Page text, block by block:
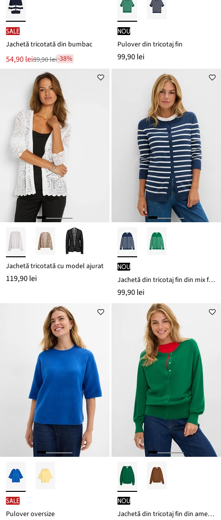
SALE
Jachetă tricotată din bumbac
Noul
preț
54,90 lei
Reducere
89,90 lei
89,90 lei-38%
nou
Pulover din tricotaj fin
99,90 lei
Jachetă tricotată cu model ajurat
119,90 lei
nou
Jachetă din tricotaj fin din mix fluid cu viscoză
99,90 lei
SALE
Pulover oversize
nou
Jachetă din tricotaj fin din amestec moale de viscoză